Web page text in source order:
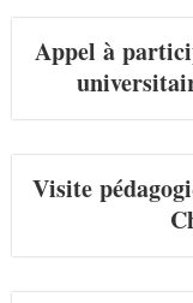
Appel à
Visite